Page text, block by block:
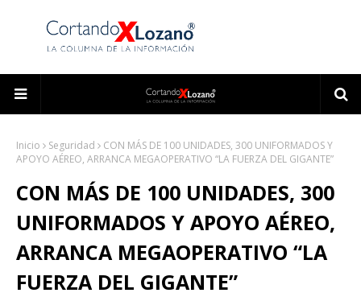
Inicio Seguridad
CON MÁS DE 100 UNIDADES, 300 UNIFORMADOS Y
APOYO AÉREO, ARRANCA MEGAOPERATIVO “LA FUERZA DEL GIGANTE”
CON MÁS DE 100 UNIDADES, 300
UNIFORMADOS Y APOYO AÉREO,
ARRANCA MEGAOPERATIVO “LA
FUERZA DEL GIGANTE”